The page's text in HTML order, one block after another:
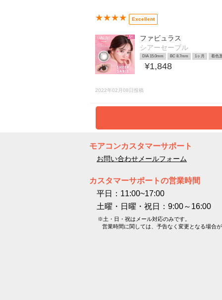
★★★★ Excellent
ファビュラス
シアーセーブル
DIA 15.0mm BC 8.7mm 1ヶ月 着色
¥1,848
2022年02月08日投稿
モアコンカスタマーサポート
お問い合わせメールフォーム
カスタマーサポートの営業時間
平日：11:00~17:00
土曜・日曜・祝日：9:00～16:00
※土・日・祝はメール対応のみです。
営業時間に関しては、予告なく変更となる場合が